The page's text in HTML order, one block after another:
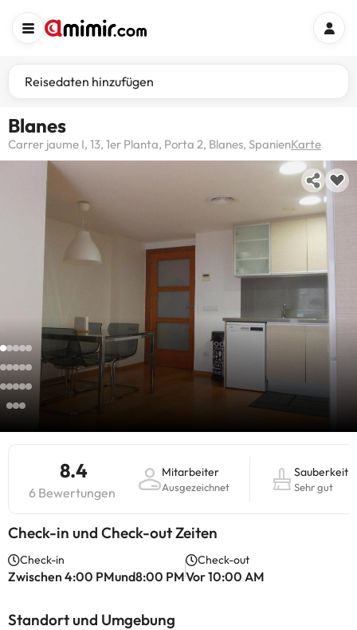
Reisedaten hinzufügen
Blanes
Carrer jaume I, 13, 1er Planta, Porta 2, Blanes, SpanienKarte
8.4
6 Bewertungen
Mitarbeiter
Ausgezeichnet
Sauberkeit
Sehr gut
Check-in und Check-out Zeiten
Check-in
Zwischen 4:00 PMund8:00 PM
Check-out
Vor 10:00 AM
Standort und Umgebung